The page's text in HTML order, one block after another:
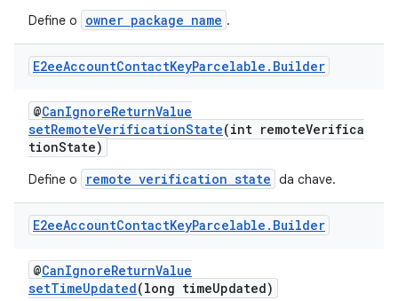
Define o owner package name .
E2eeAccountContactKeyParcelable . Builder
@CanIgnoreReturnValue
setRemoteVerificationState(int remoteVerifica
tionState)
Define o remote verification state da chave.
E2eeAccountContactKeyParcelable . Builder
@CanIgnoreReturnValue
setTimeUpdated(long timeUpdated)